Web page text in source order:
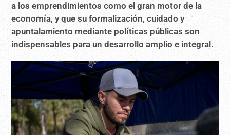
a los emprendimientos como el gran motor de la
economía, y que su formalización, cuidado y
apuntalamiento mediante políticas públicas son
indispensables para un desarrollo amplio e integral.